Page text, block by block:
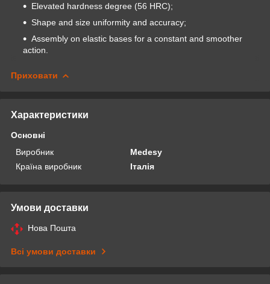
Elevated hardness degree (56 HRC);
Shape and size uniformity and accuracy;
Assembly on elastic bases for a constant and smoother
action.
Приховати
Характеристики
Основні
Виробник
Medesy
Країна виробник
Італія
Умови доставки
Нова Пошта
Всі умови доставки